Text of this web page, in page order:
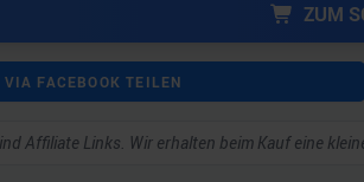
ZUM
VIA FACEBOOK TEILEN
Affiliate Links. Wir erhalten beim Kauf eine